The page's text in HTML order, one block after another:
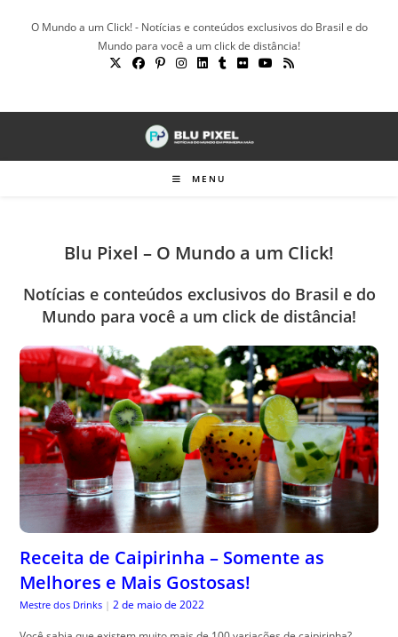
O Mundo a um Click! - Notícias e conteúdos exclusivos do Brasil e do
Mundo para você a um click de distância!
MENU
Blu Pixel – O Mundo a um Click!
Notícias e conteúdos exclusivos do Brasil e do
Mundo para você a um click de distância!
Receita de Caipirinha – Somente as
Melhores e Mais Gostosas!
Mestre dos Drinks | 2 de maio de 2022